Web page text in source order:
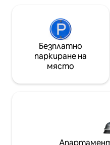
Безплатно
паркиране на
място